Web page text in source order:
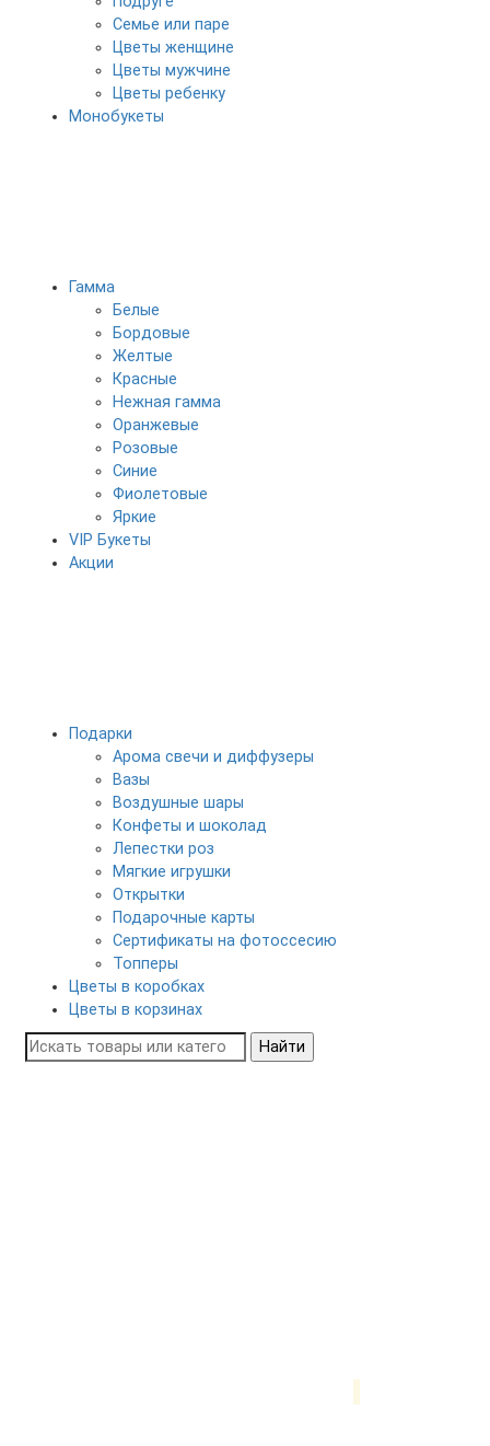
Семье или паре
Цветы женщине
Цветы мужчине
Цветы ребенку
Монобукеты
Гамма
Белые
Бордовые
Желтые
Красные
Нежная гамма
Оранжевые
Розовые
Синие
Фиолетовые
Яркие
VIP Букеты
Акции
Подарки
Арома свечи и диффузеры
Вазы
Воздушные шары
Конфеты и шоколад
Лепестки роз
Мягкие игрушки
Открытки
Подарочные карты
Сертификаты на фотоссесию
Топперы
Цветы в коробках
Цветы в корзинах
Найти